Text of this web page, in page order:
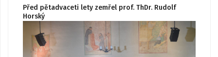
Před pětadvaceti lety zemřel prof. ThDr. Rudolf
Horský